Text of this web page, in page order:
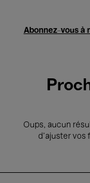
Abonnez-vous à
Oups, aucun
d’ajuster vos